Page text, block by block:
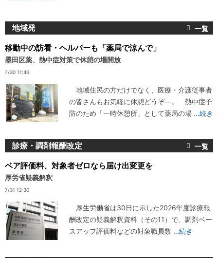
地域発
移動中の訪看・ヘルパーも「薬局で涼んで」
墨田区薬、熱中症対策で休憩の場開放
7/30 11:46
地域住民の方だけでなく、医療・介護従事者
の皆さんもお気軽に休憩どうぞ―。 熱中症予
防のため「一時休憩所」として薬局の場 ...続き
診療・調剤報酬改定
ベア評価料、対象者ゼロなら届け出変更を
厚労省疑義解釈
7/31 12:30
厚生労働省は30日に示した2026年度診療報
酬改定の疑義解釈資料（その11）で、調剤ベー
スアップ評価料などの対象職員数 ...続き